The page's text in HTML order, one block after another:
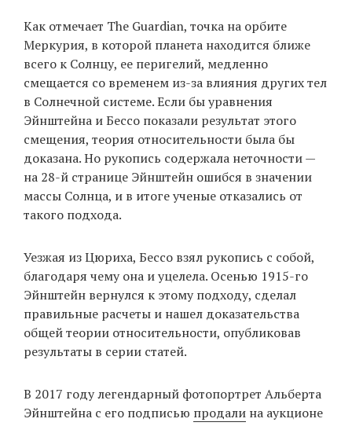
Как отмечает The Guardian, точка на орбите
Меркурия, в которой планета находится ближе
всего к Солнцу, ее перигелий, медленно
смещается со временем из-за влияния других тел
в Солнечной системе. Если бы уравнения
Эйнштейна и Бессо показали результат этого
смещения, теория относительности была бы
доказана. Но рукопись содержала неточности —
на 28-й странице Эйнштейн ошибся в значении
массы Солнца, и в итоге ученые отказались от
такого подхода.
Уезжая из Цюриха, Бессо взял рукопись с собой,
благодаря чему она и уцелела. Осенью 1915-го
Эйнштейн вернулся к этому подходу, сделал
правильные расчеты и нашел доказательства
общей теории относительности, опубликовав
результаты в серии статей.
В 2017 году легендарный фотопортрет Альберта
Эйнштейна с его подписью продали на аукционе